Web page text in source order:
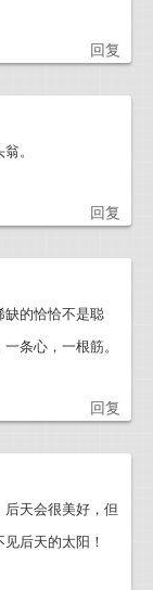
回复
。
回复
缺的恰恰不是聪
条心，一根筋。
回复
天会很美好，但
后天的太阳！